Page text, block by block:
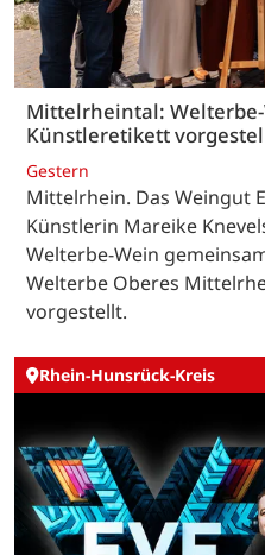
Mittelrheintal:
Künstleretikett
Gestern
Mittelrhein. Das Weingut
Künstlerin Mareike
Welterbe-Wein
Welterbe Oberes
vorgestellt.
Rhein-Hunsrück-Kreis